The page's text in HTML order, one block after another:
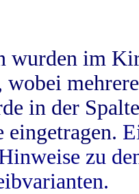
wurden im
wobei
in der
eingetragen.
zu